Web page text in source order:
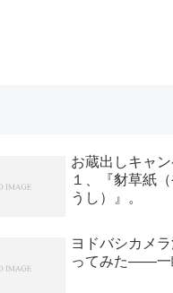
お蔵出しキャ
１、『豺草紙
うし）』。
ヨドバシカメ
ってみた――一